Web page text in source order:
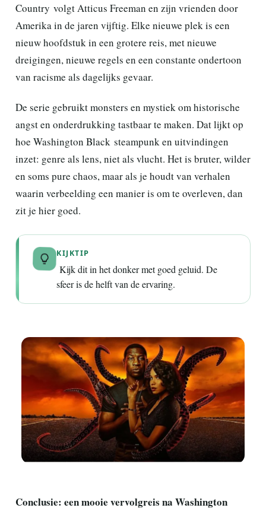
Country volgt Atticus Freeman en zijn vrienden door
Amerika in de jaren vijftig. Elke nieuwe plek is een
nieuw hoofdstuk in een grotere reis, met nieuwe
dreigingen, nieuwe regels en een constante ondertoon
van racisme als dagelijks gevaar.
De serie gebruikt monsters en mystiek om historische
angst en onderdrukking tastbaar te maken. Dat lijkt op
hoe Washington Black steampunk en uitvindingen
inzet: genre als lens, niet als vlucht. Het is bruter, wilder
en soms pure chaos, maar als je houdt van verhalen
waarin verbeelding een manier is om te overleven, dan
zit je hier goed.
KIJKTIP
Kijk dit in het donker met goed geluid. De
sfeer is de helft van de ervaring.
Conclusie: een mooie vervolgreis na Washington